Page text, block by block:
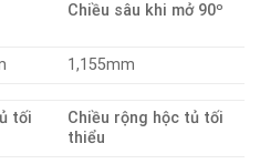
Chiều sâu khi mở 90º
1,155mm
tối
Chiều rộng hộc tủ tối
thiểu